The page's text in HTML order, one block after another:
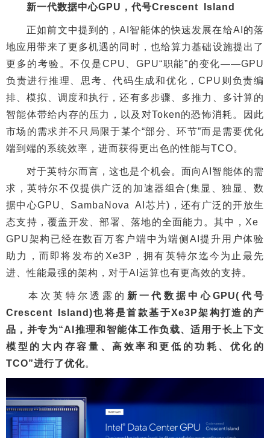
新一代数据中心GPU，代号Crescent Island
正如前文中提到的，AI智能体的快速发展在给AI的落
地应用带来了更多机遇的同时，也给算力基础设施提出了
更多的考验。不仅是CPU、GPU“职能”的变化——GPU
负责进行推理、思考、代码生成和优化，CPU则负责编
排、模拟、调度和执行，还有多步骤、多推力、多计算的
智能体带给内存的压力，以及对Token的恐怖消耗。因此
市场的需求并不只局限于某个“部分、环节”而是需要优化
端到端的系统效率，进而获得更出色的性能与TCO。
对于英特尔而言，这也是个机会。面向AI智能体的需
求，英特尔不仅提供广泛的加速器组合(集显、独显、数
据中心GPU、SambaNova AI芯片)，还有广泛的开放生
态支持，覆盖开发、部署、落地的全面能力。其中，Xe
GPU架构已经在数百万客户端中为端侧AI提升用户体验
助力，而即将发布的Xe3P，拥有英特尔迄今为止最先
进、性能最强的架构，对于AI运算也有更高效的支持。
本次英特尔透露的 新一代数据中心GPU(代号
Crescent Island)也将是首款基于Xe3P架构打造的产
品，并专为“AI推理和智能体工作负载、适用于长上下文
模型的大内存容量、高效率和更低的功耗、优化的
TCO”进行了优化。